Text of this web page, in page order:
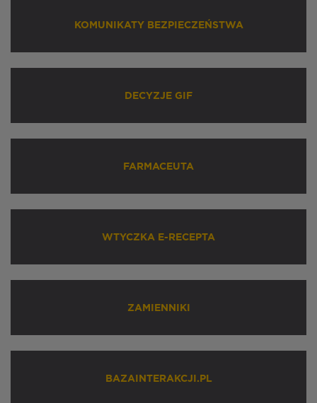
KOMUNIKATY BEZPIECZEŃSTWA
DECYZJE GIF
FARMACEUTA
WTYCZKA E-RECEPTA
ZAMIENNIKI
BAZAINTERAKCJI.PL